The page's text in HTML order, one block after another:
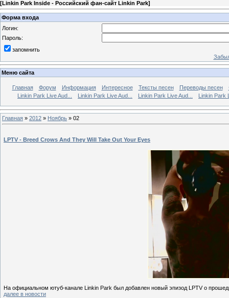
[Linkin Park Inside - Российский фан-сайт Linkin Park]
Форма входа
Логин:
Пароль:
запомнить
Меню сайта
Главная Форум Информация Интересное Тексты песен Переводы песен
Linkin Park Live Aud...
Linkin Park Live Aud... Linkin Park Live Aud... Linkin Park
Главная » 2012 » Ноябрь » 02
LPTV - Breed Crows And They Will Take Out Your Eyes
На официальном ютуб-канале Linkin Park был добавлен новый эпизод LPTV о
далее в новости